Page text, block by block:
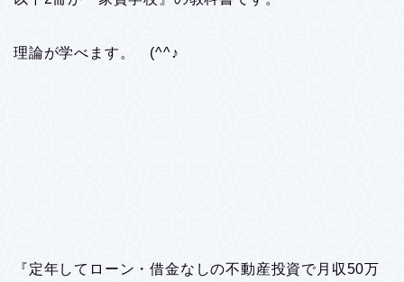
理論が学べます。 (^^♪
『定年してローン・借金なしの不動産投資で月収50万